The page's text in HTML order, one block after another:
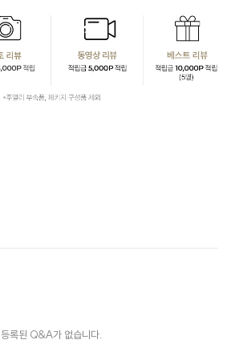
등록된 Q&A가 없습니다.